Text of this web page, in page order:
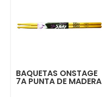
BAQUETAS ONSTAGE
7A PUNTA DE MADERA